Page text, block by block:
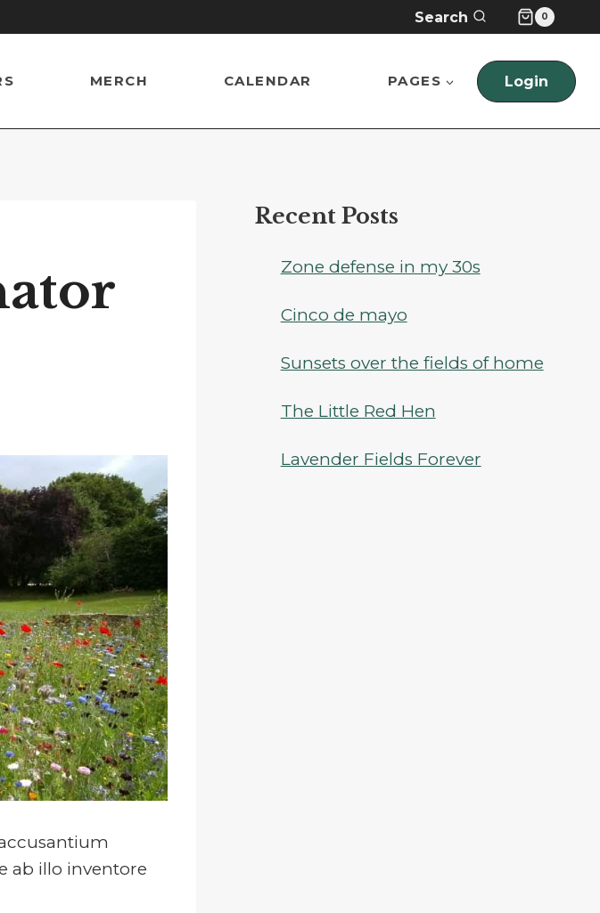
Search 0
MERCH CALENDAR PAGES Login
ab illo inventore
Recent Posts
Zone defense in my 30s
Cinco de mayo
Sunsets over the fields of home
The Little Red Hen
Lavender Fields Forever